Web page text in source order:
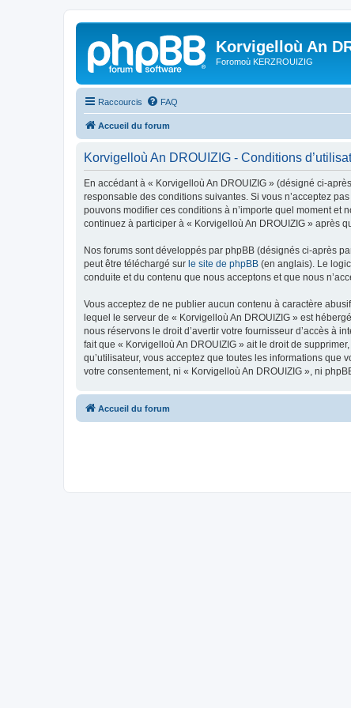
Korvigelloù An
Foromoù KERZROUIZIG
Raccourcis FAQ
Accueil du forum
Korvigelloù An DROUIZIG - Conditions
En accédant à « Korvigelloù An DROUIZIG » (désigné ci-
responsable des conditions suivantes. Si vous n’acceptez
pouvons modifier ces conditions à n’importe quel moment
continuez à participer à « Korvigelloù An DROUIZIG » après
Nos forums sont développés par phpBB (désignés ci-après
peut être téléchargé sur le site de phpBB (en anglais). Le
conduite et du contenu que nous acceptons et que nous
Vous acceptez de ne publier aucun contenu à caractère
lequel le serveur de « Korvigelloù An DROUIZIG » est
nous réservons le droit d’avertir votre fournisseur d’accès à
fait que « Korvigelloù An DROUIZIG » ait le droit de
qu’utilisateur, vous acceptez que toutes les informations
votre consentement, ni « Korvigelloù An DROUIZIG », ni
Accueil du forum